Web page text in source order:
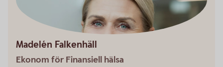
Madelén Falkenhäll
Ekonom för Finansiell hälsa